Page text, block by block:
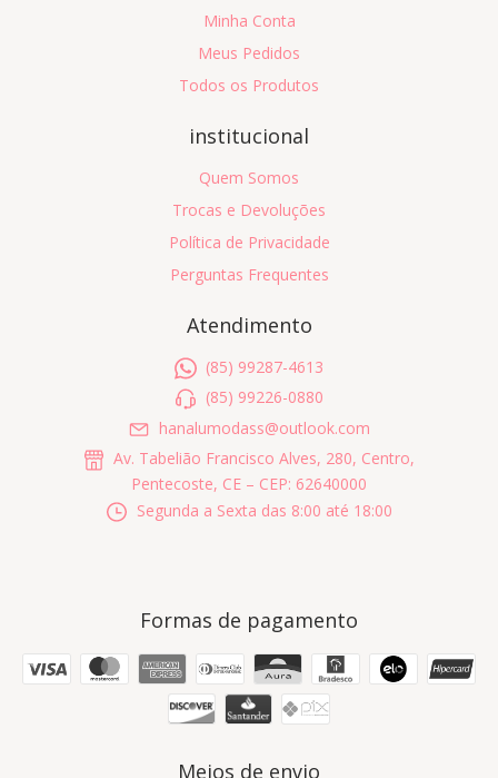
Minha Conta
Meus Pedidos
Todos os Produtos
institucional
Quem Somos
Trocas e Devoluções
Política de Privacidade
Perguntas Frequentes
Atendimento
(85) 99287-4613
(85) 99226-0880
hanalumodass@outlook.com
Av. Tabelião Francisco Alves, 280, Centro,
Pentecoste, CE – CEP: 62640000
Segunda a Sexta das 8:00 até 18:00
Formas de pagamento
Meios de envio